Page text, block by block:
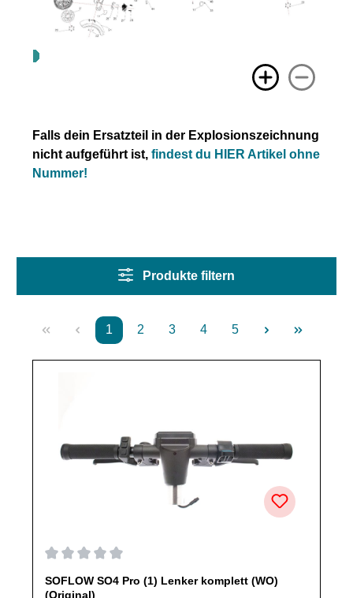
Falls dein Ersatzteil in der Explosionszeichnung
nicht aufgeführt ist, findest du HIER Artikel ohne
Nummer!
Produkte filtern
Seite
1
Seite
2
Seite
3
Seite
4
Seite
5
SOFLOW SO4 Pro (1) Lenker komplett (WO)
(Original)